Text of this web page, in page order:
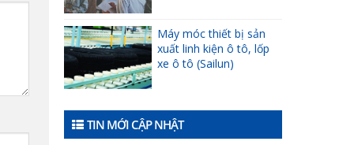
Máy móc thiết bị sản
xuất linh kiện ô tô, lốp
xe ô tô (Sailun)
TIN MỚI CẬP NHẬT